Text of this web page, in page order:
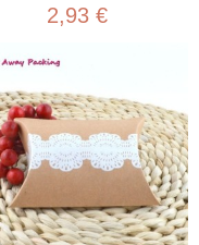
2,93 €